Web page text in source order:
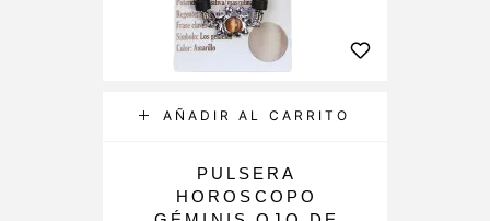
AÑADIR AL CARRITO
PULSERA
HOROSCOPO